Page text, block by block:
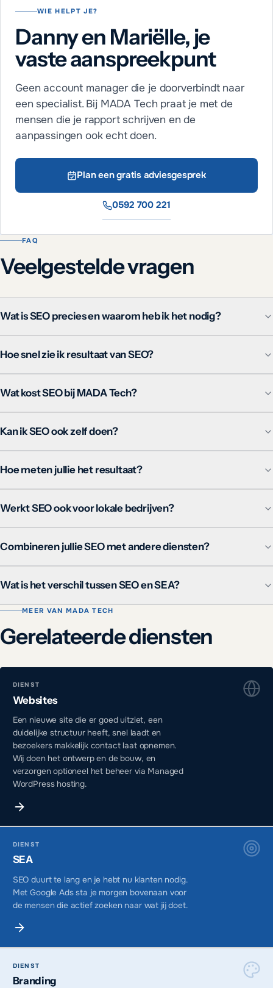
WIE HELPT JE?
Danny en Mariëlle, je
vaste aanspreekpunt
Geen account manager die je doorverbindt naar
een specialist. Bij MADA Tech praat je met de
mensen die je rapport schrijven en de
aanpassingen ook echt doen.
Plan een gratis adviesgesprek
0592 700 221
FAQ
Veelgestelde vragen
Wat is SEO precies en waarom heb ik het nodig?
Hoe snel zie ik resultaat van SEO?
Wat kost SEO bij MADA Tech?
Kan ik SEO ook zelf doen?
Hoe meten jullie het resultaat?
Werkt SEO ook voor lokale bedrijven?
Combineren jullie SEO met andere diensten?
Wat is het verschil tussen SEO en SEA?
MEER VAN MADA TECH
Gerelateerde diensten
DIENST
Websites
Een nieuwe site die er goed uitziet, een
duidelijke structuur heeft, snel laadt en
bezoekers makkelijk contact laat opnemen.
Wij doen het ontwerp en de bouw, en
verzorgen optioneel het beheer via Managed
WordPress hosting.
DIENST
SEA
SEO duurt te lang en je hebt nu klanten nodig.
Met Google Ads sta je morgen bovenaan voor
de mensen die actief zoeken naar wat jij doet.
DIENST
Branding